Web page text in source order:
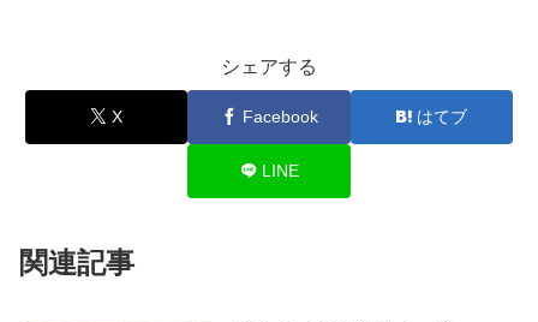
シェアする
X Facebook はてブ
LINE
関連記事